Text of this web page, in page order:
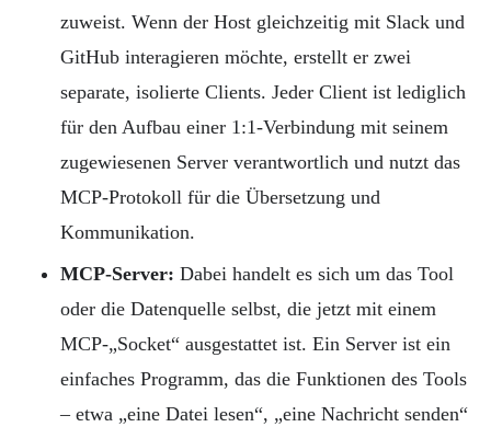
zuweist. Wenn der Host gleichzeitig mit Slack und
GitHub interagieren möchte, erstellt er zwei
separate, isolierte Clients. Jeder Client ist lediglich
für den Aufbau einer 1:1-Verbindung mit seinem
zugewiesenen Server verantwortlich und nutzt das
MCP-Protokoll für die Übersetzung und
Kommunikation.
MCP-Server: Dabei handelt es sich um das Tool
oder die Datenquelle selbst, die jetzt mit einem
MCP-„Socket“ ausgestattet ist. Ein Server ist ein
einfaches Programm, das die Funktionen des Tools
– etwa „eine Datei lesen“, „eine Nachricht senden“